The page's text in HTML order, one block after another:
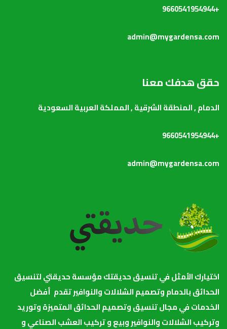
+9660541954944
admin@mygardensa.com
حقق هدفك معنا
الدمام , المنطقة الشرقية , المملكة العربية السعودية
+9660541954944
admin@mygardensa.com
اختيارك الأمثل في تنسيق حديقتك مؤسسة حديقتي لتنسيق
الحدائق بالدمام وتصميم الشلالات والنوافير تقدم أفضل
الخدمات في مجال تنسيق وتصميم الحدائق المتميزة وتوريد
وتركيب الشلالات والنوافير وبيع و تركيب العشب الصناعي و